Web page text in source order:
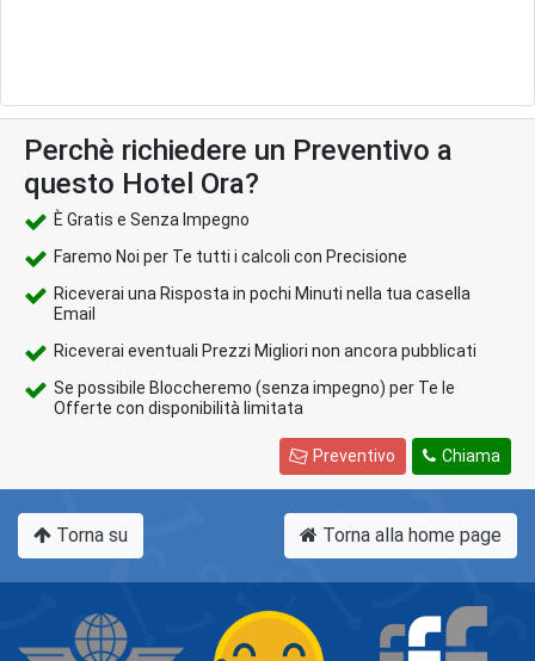
Perchè richiedere un Preventivo a
questo Hotel Ora?
È Gratis e Senza Impegno
Faremo Noi per Te tutti i calcoli con Precisione
Riceverai una Risposta in pochi Minuti nella tua casella
Email
Riceverai eventuali Prezzi Migliori non ancora pubblicati
Se possibile Bloccheremo (senza impegno) per Te le
Offerte con disponibilità limitata
Chiama
Preventivo
Torna su Torna alla home page